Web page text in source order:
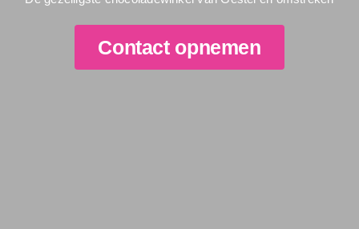
Contact opnemen